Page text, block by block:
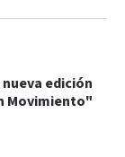
edición
Movimiento"